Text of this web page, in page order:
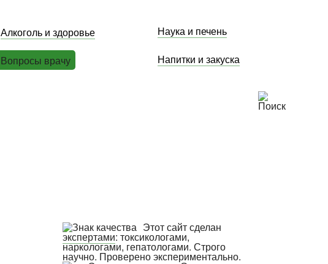
Алкоголь и здоровье Наука и печень
Вопросы врачу Напитки и закуска
Этот сайт сделан
экспертами: токсикологами,
наркологами, гепатологами. Строго
научно. Проверено экспериментально.